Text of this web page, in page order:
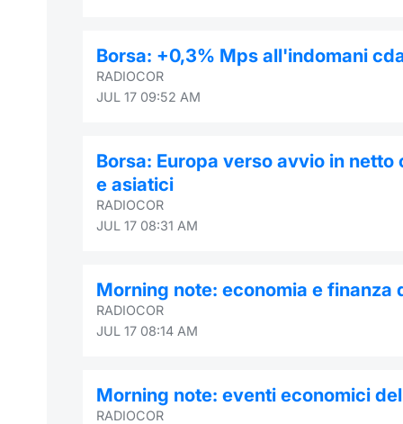
Borsa: +0,3% Mps all'indomani
RADIOCOR
JUL 17 09:52 AM
Borsa: Europa verso avvio in
e asiatici
RADIOCOR
JUL 17 08:31 AM
Morning note: economia e finanza
RADIOCOR
JUL 17 08:14 AM
Morning note: eventi economici
RADIOCOR